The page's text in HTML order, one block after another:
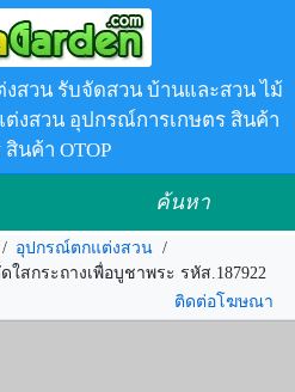
สวน รับจัดสวน บ้านและสวน ไม้
งสวน อุปกรณ์การเกษตร สินค้า
สินค้า OTOP
ค้นหา
/ อุปกรณ์ตกแต่งสวน /
ใสกระถางเพื่อบูชาพระ รหัส.187922
ติดต่อโฆษณา